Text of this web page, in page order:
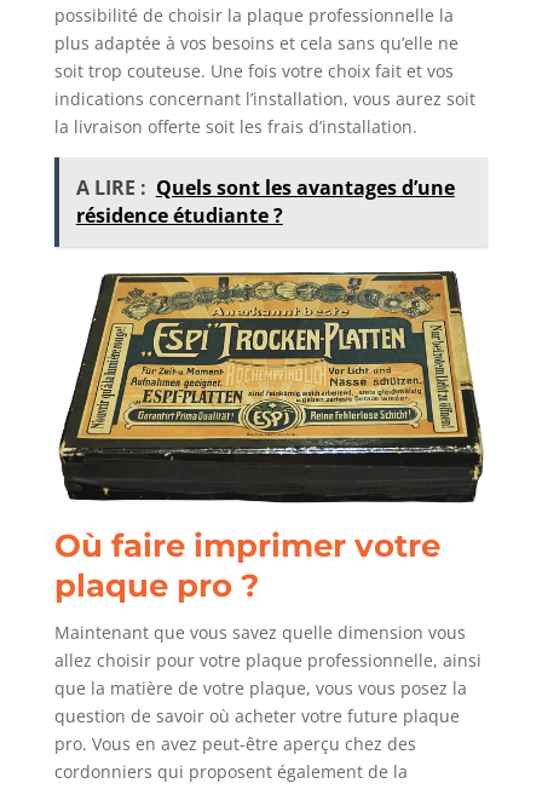
possibilité de choisir la plaque professionnelle la
plus adaptée à vos besoins et cela sans qu’elle ne
soit trop couteuse. Une fois votre choix fait et vos
indications concernant l’installation, vous aurez soit
la livraison offerte soit les frais d’installation.
A LIRE : Quels sont les avantages d’une
résidence étudiante ?
Où faire imprimer votre
plaque pro ?
Maintenant que vous savez quelle dimension vous
allez choisir pour votre plaque professionnelle, ainsi
que la matière de votre plaque, vous vous posez la
question de savoir où acheter votre future plaque
pro. Vous en avez peut-être aperçu chez des
cordonniers qui proposent également de la